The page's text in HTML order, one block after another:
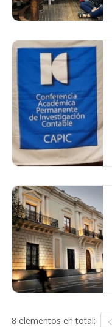
8 elementos en total: